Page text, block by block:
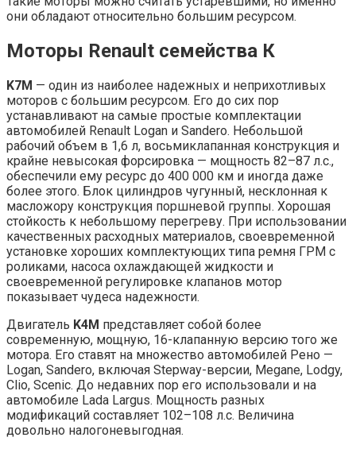
они обладают относительно большим ресурсом.
Моторы Renault семейства К
K7M — один из наиболее надежных и неприхотливых
моторов с большим ресурсом. Его до сих пор
устанавливают на самые простые комплектации
автомобилей Renault Logan и Sandero. Небольшой
рабочий объем в 1,6 л, восьмиклапанная конструкция и
крайне невысокая форсировка — мощность 82–87 л.с.,
обеспечили ему ресурс до 400 000 км и иногда даже
более этого. Блок цилиндров чугунный, несклонная к
масложору конструкция поршневой группы. Хорошая
стойкость к небольшому перегреву. При использовании
качественных расходных материалов, своевременной
установке хороших комплектующих типа ремня ГРМ с
роликами, насоса охлаждающей жидкости и
своевременной регулировке клапанов мотор
показывает чудеса надежности.
Двигатель K4M представляет собой более
современную, мощную, 16-клапанную версию того же
мотора. Его ставят на множество автомобилей Рено —
Logan, Sandero, включая Stepway-версии, Megane, Lodgy,
Clio, Scenic. До недавних пор его использовали и на
автомобиле Lada Largus. Мощность разных
модификаций составляет 102–108 л.с. Величина
довольно налогоневыгодная.